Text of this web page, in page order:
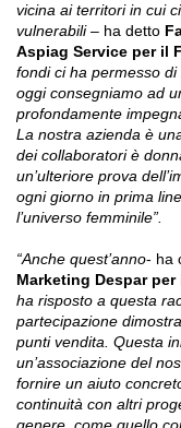
vicina ai territori in cui
vulnerabili – ha detto
Aspiag Service per il
fondi ci ha permesso
oggi consegniamo ad
profondamente
La nostra azienda è
dei collaboratori è
un’ulteriore prova
ogni giorno in prima
l’universo femminile”.
“Anche quest’anno- ha
Marketing Despar
ha risposto a questa
partecipazione
punti vendita. Questa
un’associazione del
fornire un aiuto
continuità con altri